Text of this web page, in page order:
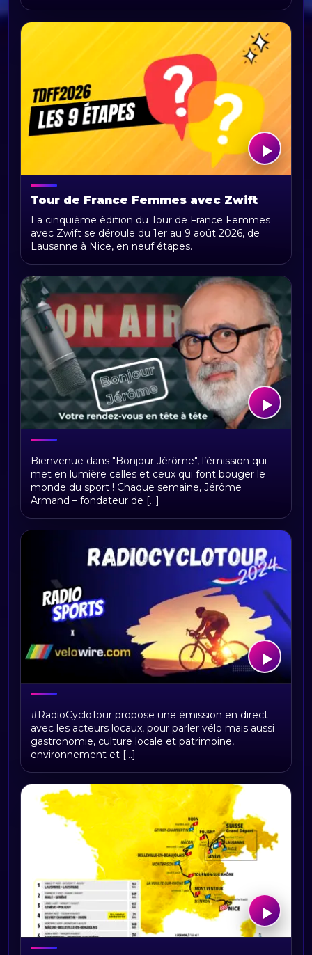
Tour de France Femmes avec Zwift
2026 : parcours, étapes, calendrier et
actualités
La cinquième édition du Tour de France Femmes
avec Zwift se déroule du 1er au 9 août 2026, de
Lausanne à Nice, en neuf étapes.
Bonjour Jerome
Bienvenue dans "Bonjour Jérôme", l’émission qui
met en lumière celles et ceux qui font bouger le
monde du sport ! Chaque semaine, Jérôme
Armand – fondateur de [...]
RadioCycloTour, le direct
#RadioCycloTour propose une émission en direct
avec les acteurs locaux, pour parler vélo mais aussi
gastronomie, culture locale et patrimoine,
environnement et [...]